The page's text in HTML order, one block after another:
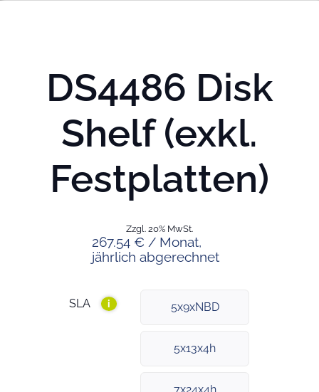
DS4486 Disk
Shelf (exkl.
Festplatten)
267.54 € / Monat,
jährlich abgerechnet
Zzgl. 20% MwSt.
SLA i 5x9xNBD
5x13x4h